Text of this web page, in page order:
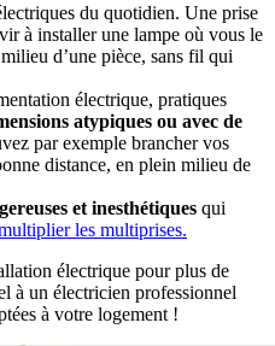
du quotidien. Une prise
à installer une lampe où vous le
d’une pièce, sans fil qui
électrique, pratiques
atypiques ou avec de
par exemple brancher vos
distance, en plein milieu de
et inesthétiques qui
les multiprises.
électrique pour plus de
à un électricien professionnel
à votre logement !